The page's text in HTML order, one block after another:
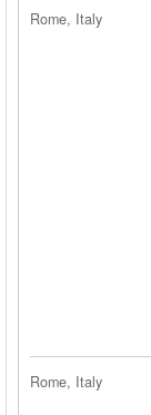
Rome, Italy
Rome, Italy